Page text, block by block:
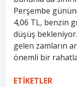
Perşembe
4,06 TL, benzin
düşüş
gelen zamların
önemli bir
ETİKETLER